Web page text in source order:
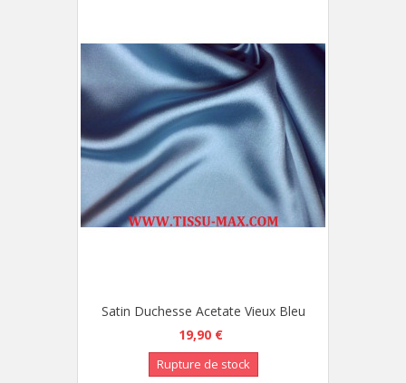
Satin Duchesse Acetate Vieux Bleu
19,90 €
Rupture de stock